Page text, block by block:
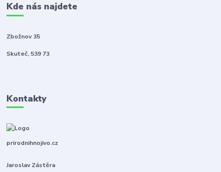
Kde nás najdete
Zbožnov 35
Skuteč, 539 73
Kontakty
prirodnihnojivo.cz
Jaroslav Zástěra